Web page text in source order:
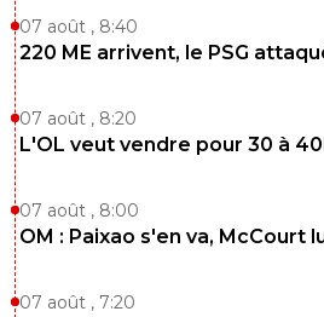
07 août , 8:40
220 ME arrivent, le PSG
07 août , 8:20
L'OL veut vendre pour 30 à
07 août , 8:00
OM : Paixao s'en va, McCourt
07 août , 7:20